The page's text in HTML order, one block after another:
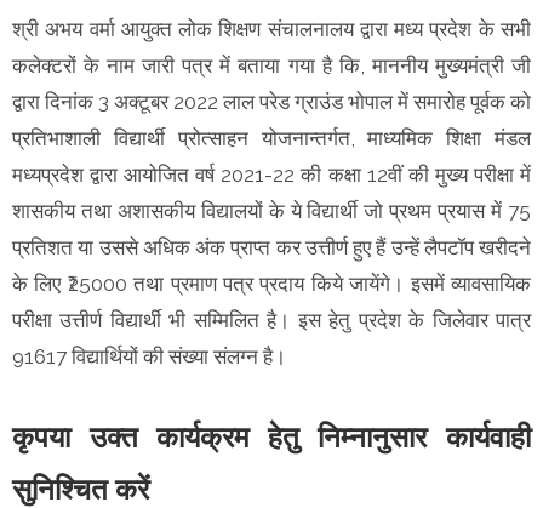
श्री अभय वर्मा आयुक्त लोक शिक्षण संचालनालय द्वारा मध्य प्रदेश के सभी
कलेक्टरों के नाम जारी पत्र में बताया गया है कि, माननीय मुख्यमंत्री जी
द्वारा दिनांक 3 अक्टूबर 2022 लाल परेड ग्राउंड भोपाल में समारोह पूर्वक को
प्रतिभाशाली विद्यार्थी प्रोत्साहन योजनान्तर्गत, माध्यमिक शिक्षा मंडल
मध्यप्रदेश द्वारा आयोजित वर्ष 2021-22 की कक्षा 12वीं की मुख्य परीक्षा में
शासकीय तथा अशासकीय विद्यालयों के ये विद्यार्थी जो प्रथम प्रयास में 75
प्रतिशत या उससे अधिक अंक प्राप्त कर उत्तीर्ण हुए हैं उन्हें लैपटॉप खरीदने
के लिए ₹25000 तथा प्रमाण पत्र प्रदाय किये जायेंगे। इसमें व्यावसायिक
परीक्षा उत्तीर्ण विद्यार्थी भी सम्मिलित है। इस हेतु प्रदेश के जिलेवार पात्र
91617 विद्यार्थियों की संख्या संलग्न है।
कृपया उक्त कार्यक्रम हेतु निम्नानुसार कार्यवाही
सुनिश्चित करें